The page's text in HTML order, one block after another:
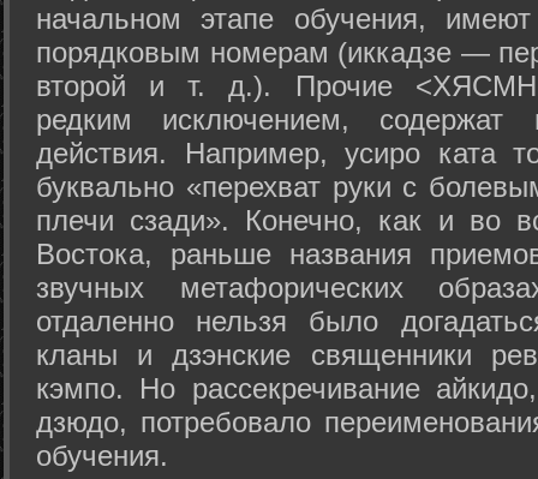
начальном этапе обучения,
порядковым номерам (иккадзе —
второй и т. д.). Прочие
редким исключением, содержат
действия. Например, усиро ката
буквально «перехват руки с
плечи сзади». Конечно, как и во
Востока, раньше названия
звучных метафорических
отдаленно нельзя было
кланы и дзэнские священники
кэмпо. Но рассекречивание
дзюдо, потребовало
обучения.